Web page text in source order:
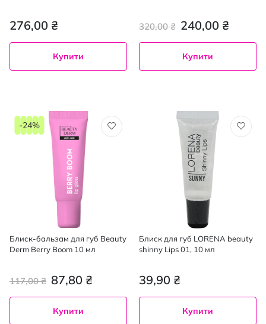
276,00 ₴
Купити
240,00 ₴
320,00 ₴
Купити
Блиск-бальзам для губ Beauty
Derm Berry Boom 10 мл
87,80 ₴
117,00 ₴
-24%
Купити
Блиск для губ LORENA beauty
shinny Lips 01, 10 мл
39,90 ₴
Купити